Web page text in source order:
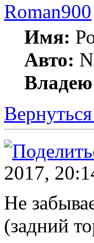
Roman900
Имя:
Авто:
Владею
2017,
Не
(задний